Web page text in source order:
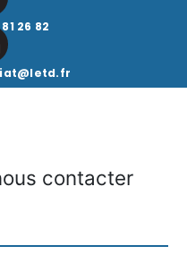
26 82
contacter